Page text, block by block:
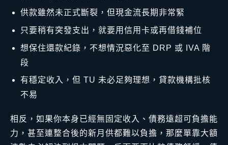
供款雖然未正式斷裂，但現金流長期非常緊
只要稍有突發支出，就要用信用卡或再借錢補位
想保住還款紀錄，不想情況惡化至 DRP 或 IVA 階
段
有穩定收入，但 TU 未必足夠理想，貸款機構批核
不易
相反，如果你本身已經無固定收入、債務遠超可負擔能
力，甚至連整合後的新月供都難以負擔，那麼單靠大額